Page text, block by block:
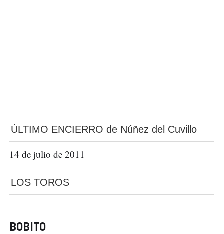
ÚLTIMO ENCIERRO de Núñez del Cuvillo
14 de julio de 2011
LOS TOROS
BOBITO